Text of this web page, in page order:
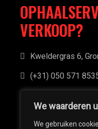
We waarderen
We gebruiken
VERKOOP?
Kweldergras 6,
(+31) 050 571